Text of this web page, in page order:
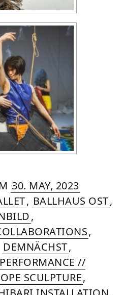
30. MAY, 2023»6.
, BALLHAUS OST,
,
,
DEMNÄCHST,
PERFORMANCE //
SCULPTURE,